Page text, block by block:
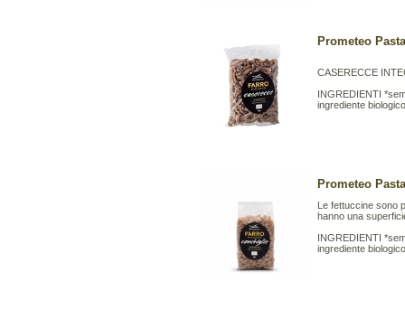
Prometeo
CASERECCE
INGREDIENTI
ingrediente
Prometeo
Le fettuccine sono
hanno una
INGREDIENTI
ingrediente biologico